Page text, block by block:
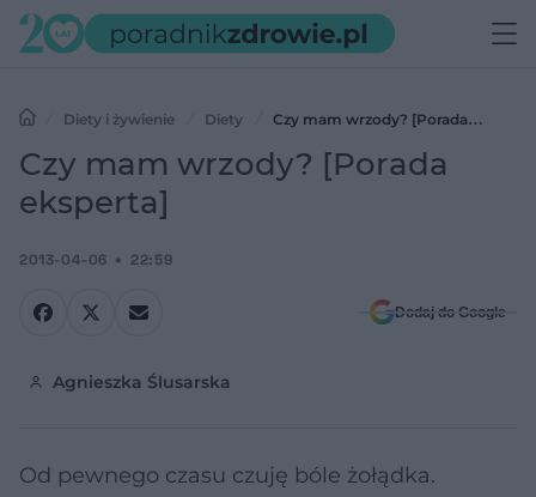
Diety i żywienie Diety
Czy mam wrzody? [Porada
eksperta]
Czy mam wrzody? [Porada
eksperta]
2013-04-06 22:59
Dodaj do Google
Agnieszka Ślusarska
Od pewnego czasu czuję bóle żołądka.